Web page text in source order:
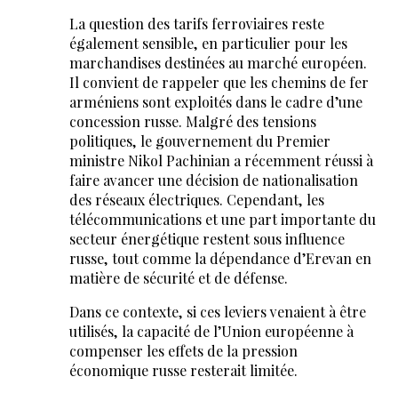
La question des tarifs ferroviaires reste
également sensible, en particulier pour les
marchandises destinées au marché européen.
Il convient de rappeler que les chemins de fer
arméniens sont exploités dans le cadre d’une
concession russe. Malgré des tensions
politiques, le gouvernement du Premier
ministre Nikol Pachinian a récemment réussi à
faire avancer une décision de nationalisation
des réseaux électriques. Cependant, les
télécommunications et une part importante du
secteur énergétique restent sous influence
russe, tout comme la dépendance d’Erevan en
matière de sécurité et de défense.
Dans ce contexte, si ces leviers venaient à être
utilisés, la capacité de l’Union européenne à
compenser les effets de la pression
économique russe resterait limitée.